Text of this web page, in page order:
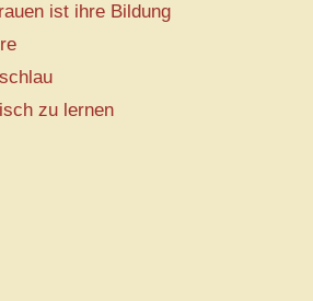
ist ihre Bildung
zu lernen